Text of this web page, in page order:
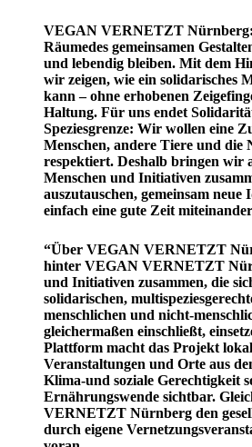
VEGAN VERNETZT
Räumedes gemeinsamen
und lebendig bleiben. Mit dem
wir zeigen, wie ein solidarisches
kann – ohne erhobenen
Haltung. Für uns endet
Speziesgrenze: Wir wollen eine
Menschen, andere Tiere und die
respektiert. Deshalb bringen wir
Menschen und Initiativen
auszutauschen, gemeinsam
einfach eine gute Zeit
“Über VEGAN VERNETZT
hinter VEGAN VERNETZT
und Initiativen zusammen, die
solidarischen,
menschlichen und nicht-
gleichermaßen einschließt,
Plattform macht das Projekt
Veranstaltungen und Orte aus
Klima-und soziale Gerechtigkeit
Ernährungswende sichtbar.
VERNETZT Nürnberg den
durch eigene